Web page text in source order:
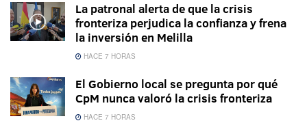
La patronal alerta de que la crisis
fronteriza perjudica la confianza y frena
la inversión en Melilla
HACE 7 HORAS
El Gobierno local se pregunta por qué
CpM nunca valoró la crisis fronteriza
HACE 7 HORAS